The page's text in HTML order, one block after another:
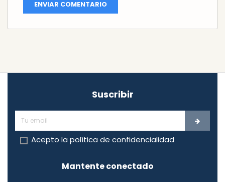
Suscribir
Acepto la política de confidencialidad
Mantente conectado